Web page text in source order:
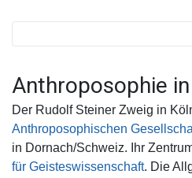
Anthroposophie
Der Rudolf Steiner Zweig in
Anthroposophischen
in Dornach/Schweiz. Ihr
für Geisteswissenschaft. Die